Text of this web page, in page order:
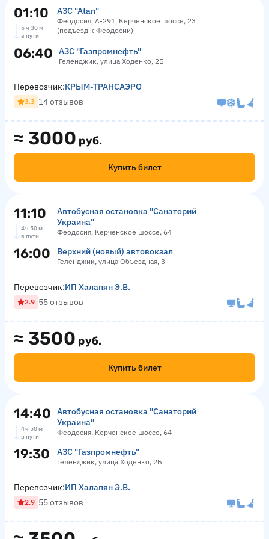
01:10 АЗС "Atan"
Феодосия, А-291, Керченское шоссе, 23
(подъезд к Феодосии)
5 ч 30 м
в пути
06:40 АЗС "Газпромнефть"
Геленджик, улица Ходенко, 2Б
≈ 3000 руб.
Купить билет
Перевозчик:КРЫМ-ТРАНСАЭРО
3.3 14 отзывов
11:10
Автобусная остановка "Санаторий
Украина"
Феодосия, Керченское шоссе, 64
4 ч 50 м
в пути
16:00 Верхний (новый) автовокзал
Геленджик, улица Объездная, 3
≈ 3500 руб.
Купить билет
Перевозчик:ИП Халапян Э.В.
2.9 55 отзывов
14:40
Автобусная остановка "Санаторий
Украина"
Феодосия, Керченское шоссе, 64
4 ч 50 м
в пути
19:30 АЗС "Газпромнефть"
Геленджик, улица Ходенко, 2Б
Перевозчик:ИП Халапян Э.В.
2.9 55 отзывов